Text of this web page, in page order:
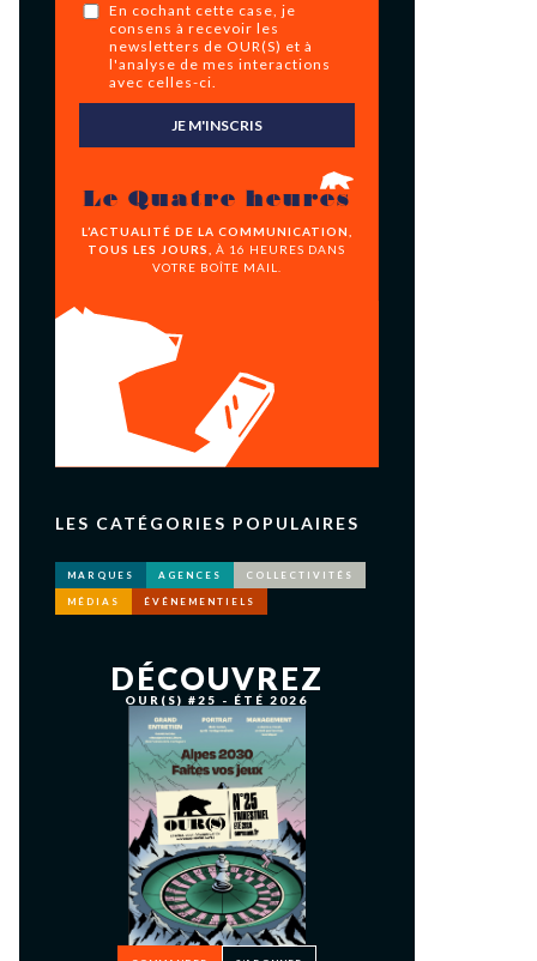
En cochant cette case, je
consens à recevoir les
newsletters de OUR(S) et à
l'analyse de mes interactions
avec celles-ci.
JE M'INSCRIS
Le Quatre heures
L’ACTUALITÉ DE LA COMMUNICATION,
TOUS LES JOURS,
À 16 HEURES DANS
VOTRE BOÎTE MAIL.
LES CATÉGORIES POPULAIRES
MARQUES AGENCES COLLECTIVITÉS
MÉDIAS ÉVÉNEMENTIELS
DÉCOUVREZ
OUR(S) #25 - ÉTÉ 2026